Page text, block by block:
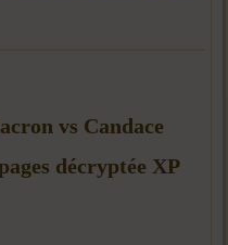
vs Candace
décryptée XP